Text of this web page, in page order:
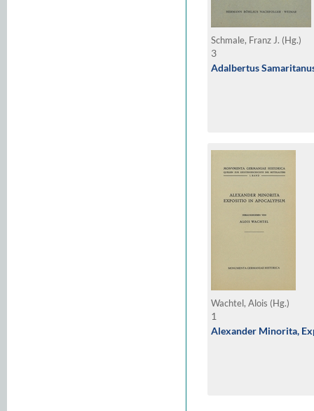
Schmale, Franz J. (Hg.)
3
Adalbertus
Wachtel, Alois (Hg.)
1
Alexander Minorita,